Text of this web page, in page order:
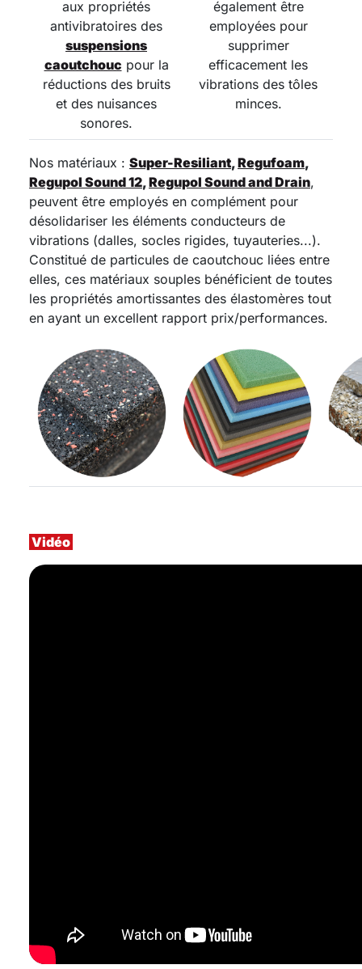
aux propriétés
antivibratoires des
suspensions
caoutchouc pour la
réductions des bruits
et des nuisances
sonores.
également être
employées pour
supprimer
efficacement les
vibrations des tôles
minces.
Nos matériaux : Super-Resiliant,Regufoam,
Regupol Sound 12,Regupol Sound and Drain,
peuvent être employés en complément pour
désolidariser les éléments conducteurs de
vibrations (dalles, socles rigides, tuyauteries...).
Constitué de particules de caoutchouc liées entre
elles, ces matériaux souples bénéficient de toutes
les propriétés amortissantes des élastomères tout
en ayant un excellent rapport prix/performances.
Vidéo